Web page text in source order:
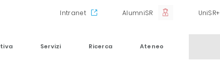
Intranet AlumniSR UniSR+
Servizi Ricerca Ateneo